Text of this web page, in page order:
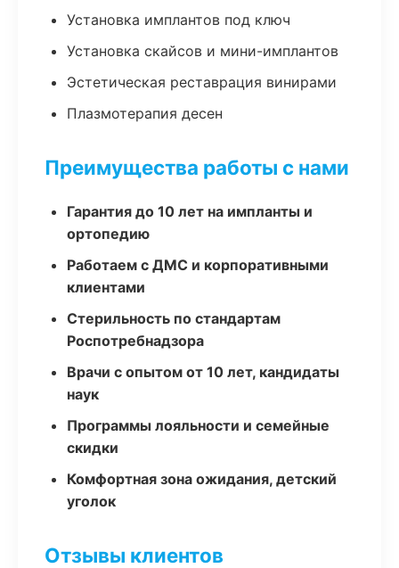
Установка имплантов под ключ
Установка скайсов и мини-имплантов
Эстетическая реставрация винирами
Плазмотерапия десен
Преимущества работы с нами
Гарантия до 10 лет на импланты и
ортопедию
Работаем с ДМС и корпоративными
клиентами
Стерильность по стандартам
Роспотребнадзора
Врачи с опытом от 10 лет, кандидаты
наук
Программы лояльности и семейные
скидки
Комфортная зона ожидания, детский
уголок
Отзывы клиентов